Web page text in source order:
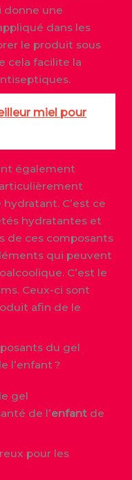
donne une
dans les
le produit sous
cela facilite la
miel pour
également
C’est ce
hydratantes et
de ces composants
qui peuvent
C’est le
Ceux-ci sont
afin de le
du gel
l’enfant ?
gel
de l’enfant de
pour les